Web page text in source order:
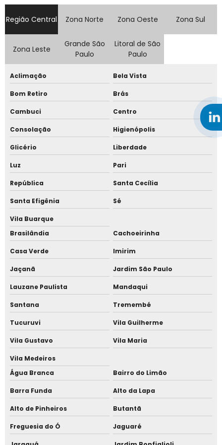
Telha simples natural e telha sanduíche
Telha térmica sanduíche galvanizada
Telha térmica sanduíche preço
Telha trapézio
Telha trapézio 40
Telha trapézio galvalume
Telha trapezoidal galvanizada preço
Telhas sanduíche pir
Telhas sanduíche pu
Telhas sanduíche pu preço
Valor metro telha sanduíche
Venda de telha sanduíche
Acessórios para fixação de telhas
Parafusos calços
Cobertura telha termoacústica
Loja de telha termoacustica
Painel termo acústico
Telha termoacustica fabricante
Telha termoacustica semi sanduíche
Empresa de telha sanduíche em São Paulo
Empresa de telha sanduíche Jardim Europa
Região Central Zona Norte Zona Oeste Zona Sul
Zona Leste
Grande São
Paulo
Litoral de São
Paulo
Aclimação Bela Vista
Bom Retiro Brás
Cambuci Centro
Consolação Higienópolis
Glicério Liberdade
Luz Pari
República Santa Cecília
Santa Efigênia Sé
Vila Buarque
Brasilândia
Cachoeirinha
Casa Verde Imirim
Jaçanã Jardim São Paulo
Lauzane Paulista Mandaqui
Santana Tremembé
Tucuruvi Vila Guilherme
Vila Gustavo Vila Maria
Vila Medeiros
Água Branca
Bairro do Limão
Barra Funda Alto da Lapa
Alto de Pinheiros Butantã
Freguesia do Ó Jaguaré